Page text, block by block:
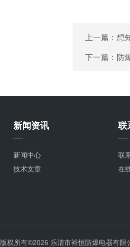
上一篇： 想
下一篇： 防
新闻资讯
新闻中心
技术文章
联
联
在
版权所有©2026 乐清市裕恒防爆电器有